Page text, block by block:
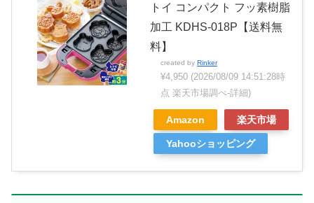
トイ コンパクト フッ素樹脂
加工 KDHS-018P【送料無
料】
created by Rinker
¥4,950 (2026/08/09 14:51:28時
点 楽天市場調べ-詳細)
Amazon 楽天市場
Yahooショッピング